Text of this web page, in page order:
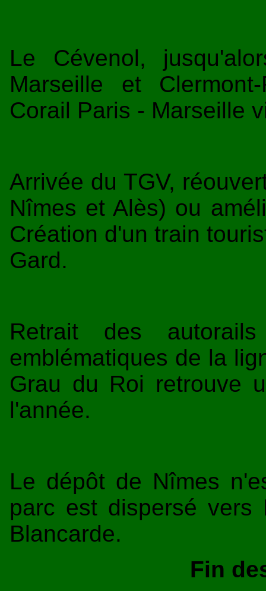
Le Cévenol,
Marseille et
Corail Paris - Marseille
Arrivée du TGV,
Nîmes et Alès) ou
Création d'un train
Gard.
Retrait des
emblématiques de la
Grau du Roi retrouve
l'année.
Le dépôt de Nîmes
parc est dispersé vers
Blancarde.
Fin